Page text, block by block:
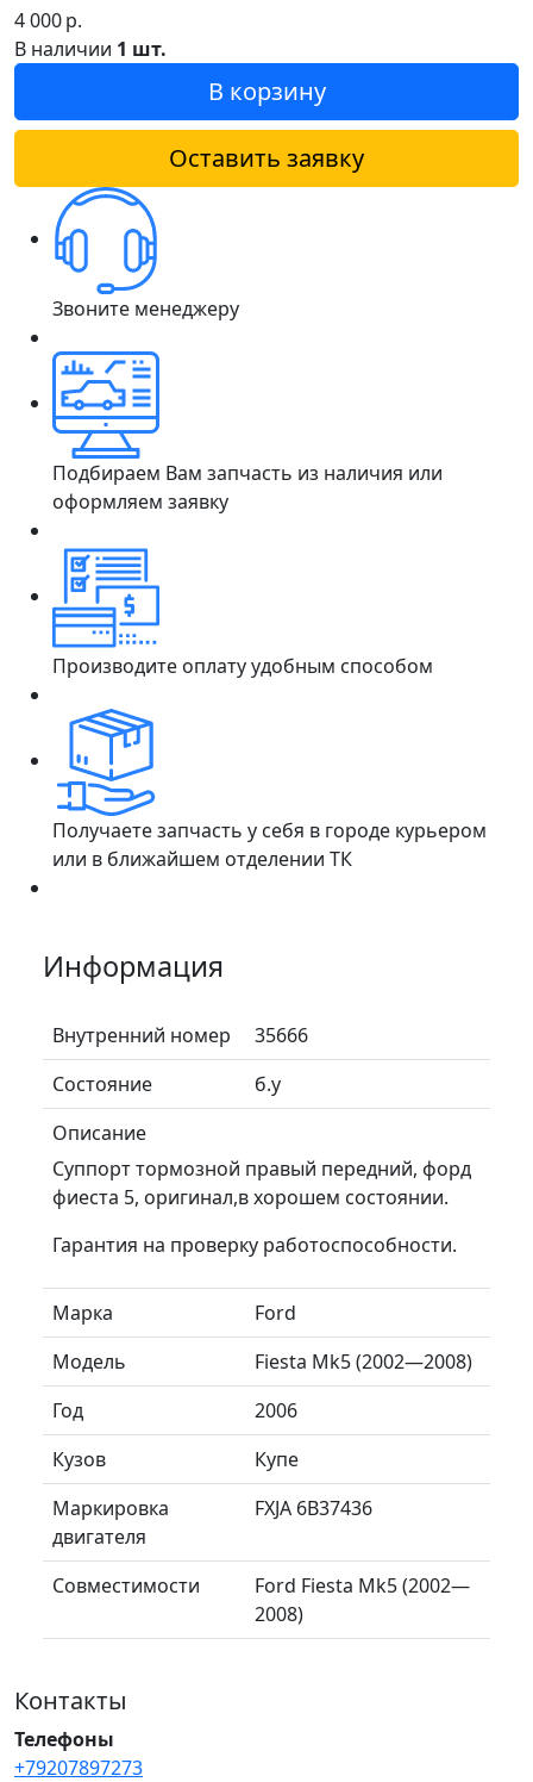
4 000р.
В наличии 1 шт.
В корзину
Оставить заявку
Звоните менеджеру
Подбираем Вам запчасть из наличия или
оформляем заявку
Производите оплату удобным способом
Получаете запчасть у себя в городе курьером
или в ближайшем отделении ТК
Информация
Внутренний номер
35666
Состояние
б.у
Описание
Суппорт тормозной правый передний, форд
фиеста 5, оригинал,в хорошем состоянии.
Гарантия на проверку работоспособности.
Марка
Ford
Модель
Fiesta Mk5 (2002—2008)
Год
2006
Кузов
Купе
Маркировка
двигателя
FXJA 6B37436
Совместимости
Ford Fiesta Mk5 (2002—
2008)
Контакты
Телефоны
+79207897273